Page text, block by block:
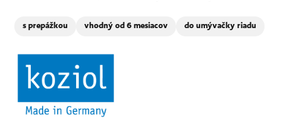
s prepážkou vhodný od 6 mesiacov do umývačky riadu